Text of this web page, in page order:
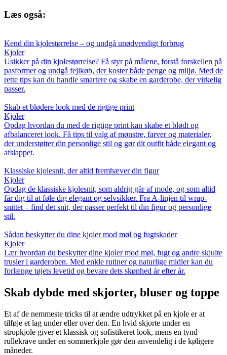
Læs også:
Kend din kjolestørrelse – og undgå unødvendigt forbrug
Kjoler
Usikker på din kjolestørrelse? Få styr på målene, forstå forskellen på
pasformer og undgå fejlkøb, der koster både penge og miljø. Med de
rette tips kan du handle smartere og skabe en garderobe, der virkelig
passer.
Skab et blødere look med de rigtige print
Kjoler
Opdag hvordan du med de rigtige print kan skabe et blødt og
afbalanceret look. Få tips til valg af mønstre, farver og materialer,
der understøtter din personlige stil og gør dit outfit både elegant og
afslappet.
Klassiske kjolesnit, der altid fremhæver din figur
Kjoler
Opdag de klassiske kjolesnit, som aldrig går af mode, og som altid
får dig til at føle dig elegant og selvsikker. Fra A-linjen til wrap-
snittet – find det snit, der passer perfekt til din figur og personlige
stil.
Sådan beskytter du dine kjoler mod møl og fugtskader
Kjoler
Lær hvordan du beskytter dine kjoler mod møl, fugt og andre skjulte
trusler i garderoben. Med enkle rutiner og naturlige midler kan du
forlænge tøjets levetid og bevare dets skønhed år efter år.
Skab dybde med skjorter, bluser og toppe
Et af de nemmeste tricks til at ændre udtrykket på en kjole er at
tilføje et lag under eller over den. En hvid skjorte under en
stropkjole giver et klassisk og sofistikeret look, mens en tynd
rullekrave under en sommerkjole gør den anvendelig i de køligere
måneder.